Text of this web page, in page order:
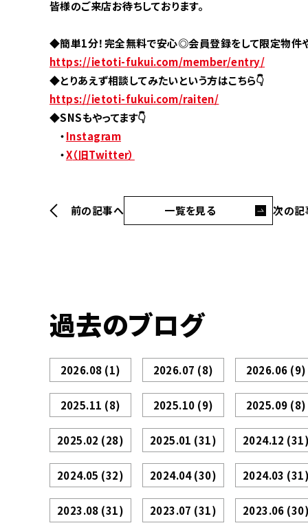
皆様のご来店お待ちしております。
◆簡単1分！完全無料で安心◎会員登録をして限定物件
https://ietoti-fukui.com/member/entry/
◆とりあえず相談してみたいという方はこちら👇
https://ietoti-fukui.com/raiten/
◆SNSもやってます👇
・Instagram
・X（旧Twitter）
前の記事へ 一覧を見る 次の記
過去のブログ
2026.08 (1) 2026.07 (8) 2026.06 (9)
2025.11 (8) 2025.10 (9) 2025.09 (8)
2025.02 (28) 2025.01 (31) 2024.12
2024.05 (32) 2024.04(30) 2024.03
2023.08 (31) 2023.07 (31) 2023.06